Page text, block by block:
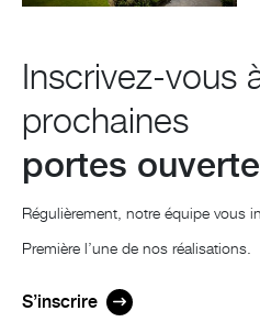
Inscrivez-vous
prochaines
portes
Régulièrement, notre équipe vous
Première l’une de nos réalisations.
S’inscrire